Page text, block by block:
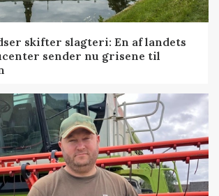
skifter slagteri: En af landets
sender nu grisene til